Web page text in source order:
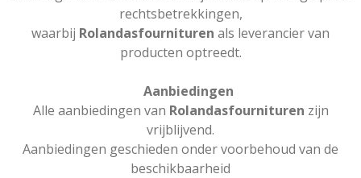
rechtsbetrekkingen,
waarbij Rolandasfournituren als leverancier van
producten optreedt.
Aanbiedingen
Alle aanbiedingen van Rolandasfournituren zijn
vrijblijvend.
Aanbiedingen geschieden onder voorbehoud van de
beschikbaarheid